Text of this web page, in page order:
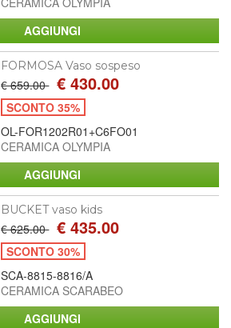
FORMOSA Vaso sospeso
€ 659.00 € 430.00
SCONTO 35%
OL-FOR1202R01+C6FO01
CERAMICA OLYMPIA
BUCKET vaso kids
€ 625.00 € 435.00
SCONTO 30%
SCA-8815-8816/A
CERAMICA SCARABEO